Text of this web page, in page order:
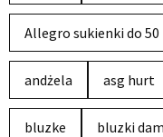
Allegro sukienki do 50
andżela asg hurt
bluzke bluzki dam